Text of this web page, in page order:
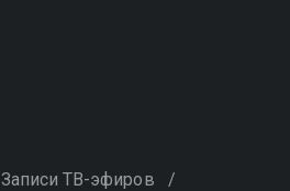
Записи ТВ-эфиров /